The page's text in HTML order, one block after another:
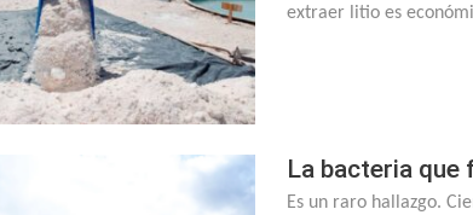
extraer litio es
La bacteria que
Es un raro hallazgo.